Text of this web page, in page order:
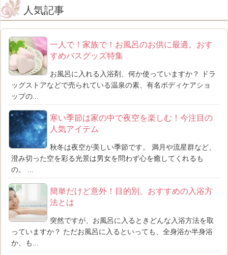
人気記事
一人で！家族で！お風呂のお供に最適。おす
すめバスグッズ特集
お風呂に入れる入浴剤、何か使っていますか？ ドラ
ッグストアなどで売られている温泉の素、有名ボディケアショ
ップの...
寒い季節は家の中で夜空を楽しむ！今注目の
人気アイテム
秋冬は夜空が美しい季節です。 満月や流星群など、
澄み切った空を彩る光景は男女を問わず心を癒してくれるも
の。 ...
簡単だけど意外！目的別、おすすめの入浴方
法とは
突然ですが、お風呂に入るときどんな入浴方法を取
っていますか？ ただお風呂に入るといっても、全身浴か半身浴
か、も...